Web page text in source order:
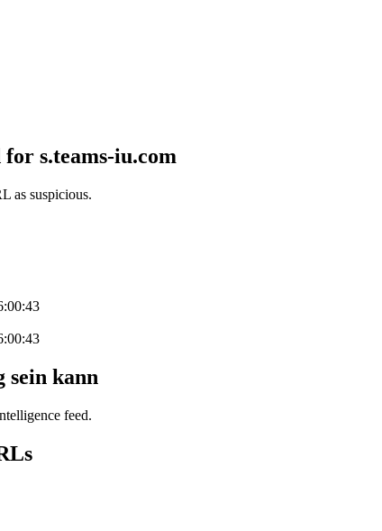
s.teams-iu.com
as suspicious.
sein kann
feed.